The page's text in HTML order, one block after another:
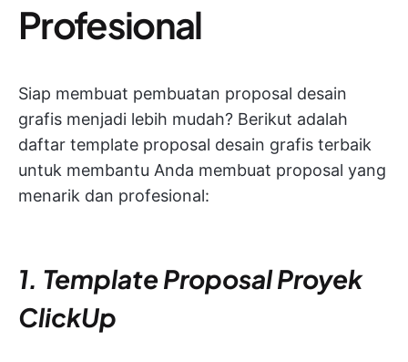
Profesional
Siap membuat pembuatan proposal desain
grafis menjadi lebih mudah? Berikut adalah
daftar template proposal desain grafis terbaik
untuk membantu Anda membuat proposal yang
menarik dan profesional:
1. Template Proposal Proyek
ClickUp